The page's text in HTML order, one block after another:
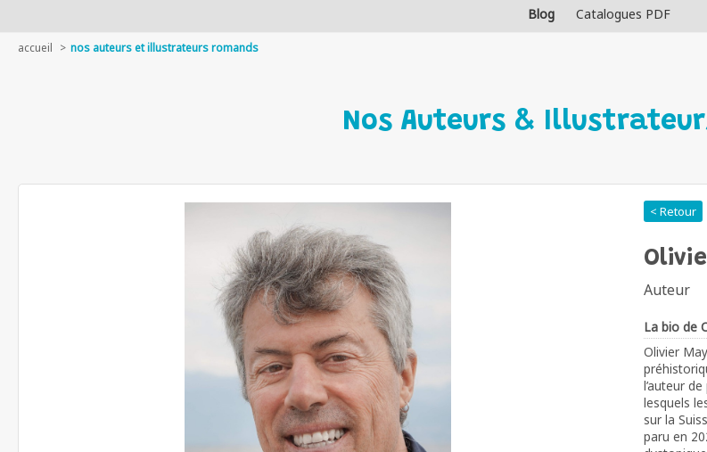
Blog Catalogues PDF
accueil nos auteurs et illustrateurs romands
Nos Auteurs &
< Retour
Auteur
La bio de
Olivier
l’auteur
lesquels
sur la
paru en